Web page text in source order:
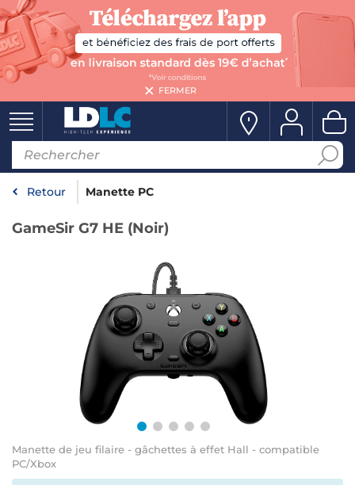
FERMER
Retour Manette PC
GameSir G7 HE (Noir)
Manette de jeu filaire - gâchettes à effet Hall - compatible
PC/Xbox